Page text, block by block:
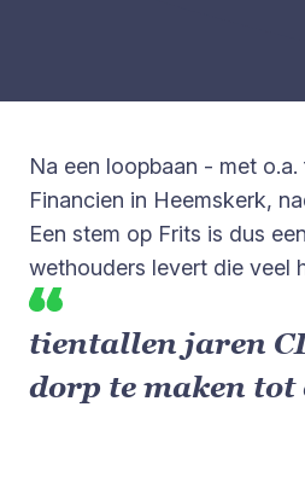
Na een loopbaan - met
Financien in Heemskerk,
Een stem op Frits is dus
wethouders levert die veel
tientallen jaren
dorp te maken